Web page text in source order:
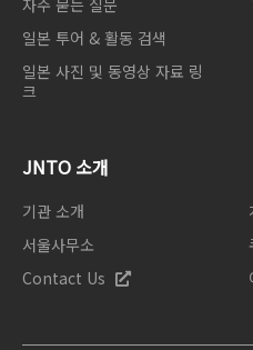
자주 묻는 질문
일본 투어 & 활동 검색
일본 사진 및 동영상 자료 링
크
JNTO 소개
기관 소개
서울사무소
Contact Us